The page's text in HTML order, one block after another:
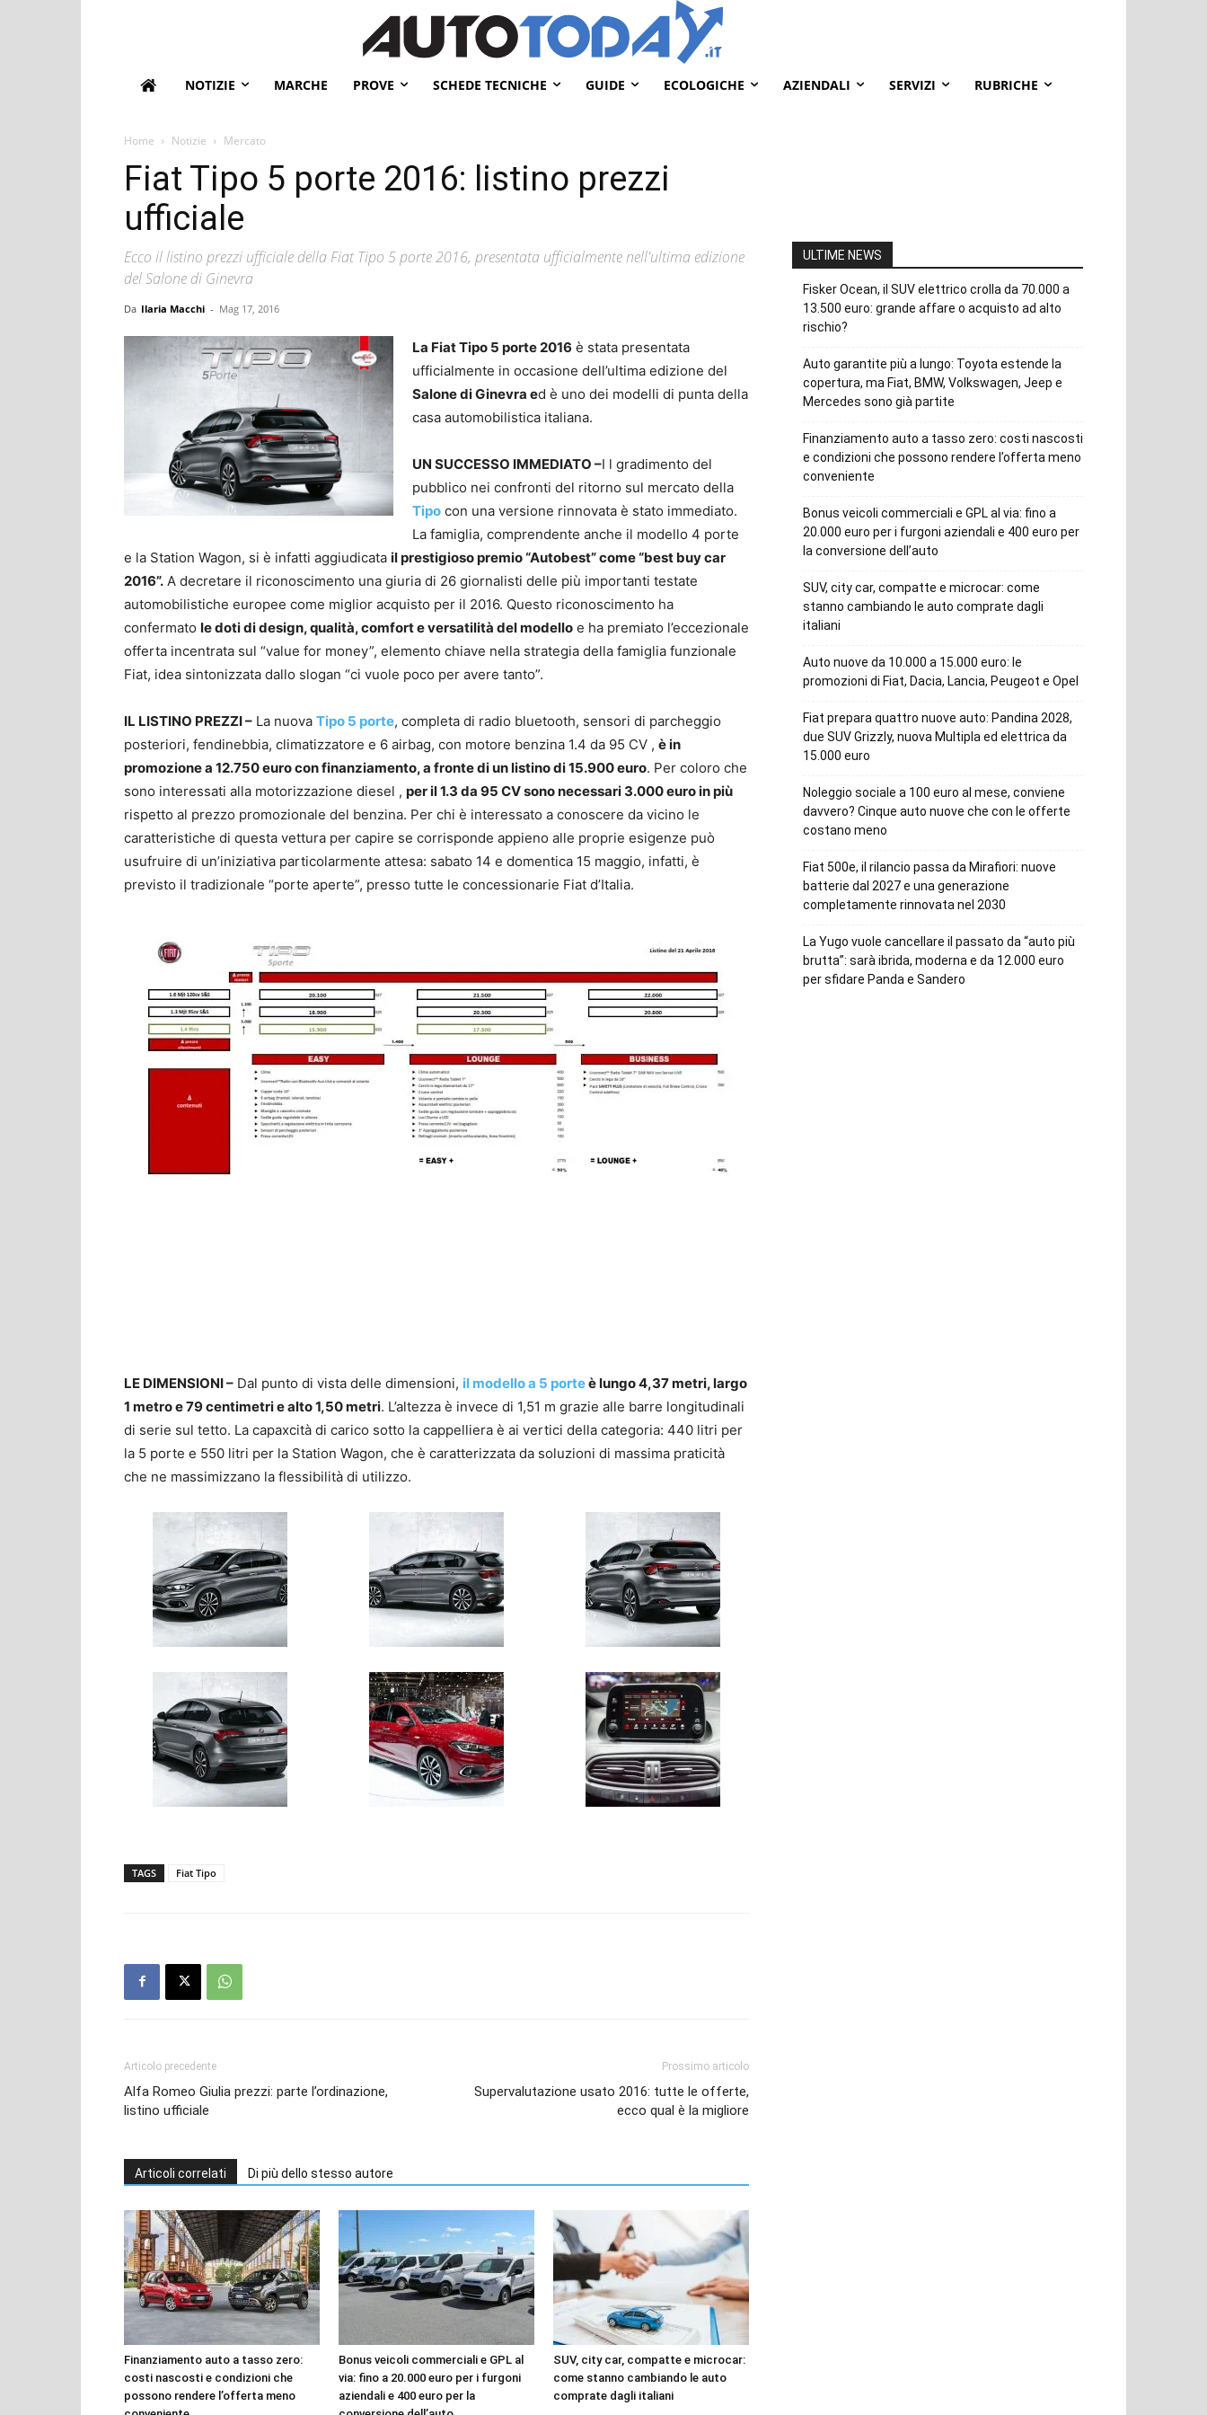
NOTIZIE MARCHE PROVE SCHEDE TECNICHE GUIDE ECOLOGICHE AZIENDALI SERVIZI RUBRICHE
Home Notizie Mercato
Fiat Tipo 5 porte 2016: listino prezzi
ufficiale
Ecco il listino prezzi ufficiale della Fiat Tipo 5 porte 2016, presentata ufficialmente nell'ultima edizione
del Salone di Ginevra
Da Ilaria Macchi - Mag 17, 2016
La Fiat Tipo 5 porte 2016 è stata presentata
ufficialmente in occasione dell’ultima edizione del
Salone di Ginevra ed è uno dei modelli di punta della
casa automobilistica italiana.
UN SUCCESSO IMMEDIATO –I l gradimento del
pubblico nei confronti del ritorno sul mercato della
Tipo con una versione rinnovata è stato immediato.
La famiglia, comprendente anche il modello 4 porte
e la Station Wagon, si è infatti aggiudicata il prestigioso premio “Autobest” come “best buy car
2016”. A decretare il riconoscimento una giuria di 26 giornalisti delle più importanti testate
automobilistiche europee come miglior acquisto per il 2016. Questo riconoscimento ha
confermato le doti di design, qualità, comfort e versatilità del modello e ha premiato l’eccezionale
offerta incentrata sul “value for money”, elemento chiave nella strategia della famiglia funzionale
Fiat, idea sintonizzata dallo slogan “ci vuole poco per avere tanto”.
IL LISTINO PREZZI – La nuova Tipo 5 porte, completa di radio bluetooth, sensori di parcheggio
posteriori, fendinebbia, climatizzatore e 6 airbag, con motore benzina 1.4 da 95 CV , è in
promozione a 12.750 euro con finanziamento, a fronte di un listino di 15.900 euro. Per coloro che
sono interessati alla motorizzazione diesel , per il 1.3 da 95 CV sono necessari 3.000 euro in più
rispetto al prezzo promozionale del benzina. Per chi è interessato a conoscere da vicino le
caratteristiche di questa vettura per capire se corrisponde appieno alle proprie esigenze può
usufruire di un’iniziativa particolarmente attesa: sabato 14 e domentica 15 maggio, infatti, è
previsto il tradizionale “porte aperte”, presso tutte le concessionarie Fiat d’Italia.
LE DIMENSIONI – Dal punto di vista delle dimensioni, il modello a 5 porteè lungo 4,37 metri, largo
1 metro e 79 centimetri e alto 1,50 metri. L’altezza è invece di 1,51 m grazie alle barre longitudinali
di serie sul tetto. La capaxcità di carico sotto la cappelliera è ai vertici della categoria: 440 litri per
la 5 porte e 550 litri per la Station Wagon, che è caratterizzata da soluzioni di massima praticità
che ne massimizzano la flessibilità di utilizzo.
TAGS Fiat Tipo
Articolo precedente
Alfa Romeo Giulia prezzi: parte l’ordinazione,
listino ufficiale
Prossimo articolo
Supervalutazione usato 2016: tutte le offerte,
ecco qual è la migliore
Articoli correlati Di più dello stesso autore
Finanziamento auto a tasso zero:
costi nascosti e condizioni che
possono rendere l’offerta meno
Bonus veicoli commerciali e GPL al
via: fino a 20.000 euro per i furgoni
aziendali e 400 euro per la
SUV, city car, compatte e microcar:
come stanno cambiando le auto
comprate dagli italiani
ULTIME NEWS
Fisker Ocean, il SUV elettrico crolla da 70.000 a
13.500 euro: grande affare o acquisto ad alto
rischio?
Auto garantite più a lungo: Toyota estende la
copertura, ma Fiat, BMW, Volkswagen, Jeep e
Mercedes sono già partite
Finanziamento auto a tasso zero: costi nascosti
e condizioni che possono rendere l’offerta meno
conveniente
Bonus veicoli commerciali e GPL al via: fino a
20.000 euro per i furgoni aziendali e 400 euro per
la conversione dell’auto
SUV, city car, compatte e microcar: come
stanno cambiando le auto comprate dagli
italiani
Auto nuove da 10.000 a 15.000 euro: le
promozioni di Fiat, Dacia, Lancia, Peugeot e Opel
Fiat prepara quattro nuove auto: Pandina 2028,
due SUV Grizzly, nuova Multipla ed elettrica da
15.000 euro
Noleggio sociale a 100 euro al mese, conviene
davvero? Cinque auto nuove che con le offerte
costano meno
Fiat 500e, il rilancio passa da Mirafiori: nuove
batterie dal 2027 e una generazione
completamente rinnovata nel 2030
La Yugo vuole cancellare il passato da “auto più
brutta”: sarà ibrida, moderna e da 12.000 euro
per sfidare Panda e Sandero